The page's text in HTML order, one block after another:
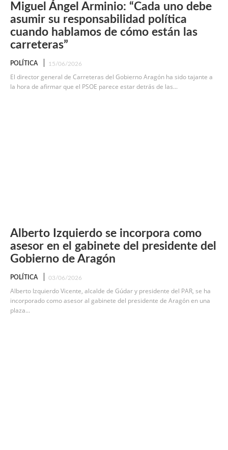
Miguel Ángel Arminio: “Cada uno debe
asumir su responsabilidad política
cuando hablamos de cómo están las
carreteras”
POLÍTICA 15/06/2026
El director general de Carreteras del Gobierno Aragón ha sido tajante a
la hora de afirmar que el PSOE parece estar detrás de las...
Alberto Izquierdo se incorpora como
asesor en el gabinete del presidente del
Gobierno de Aragón
POLÍTICA 03/06/2026
Alberto Izquierdo Vicente, alcalde de Gúdar y presidente del PAR, se ha
incorporado como asesor al gabinete del presidente de Aragón en una
plaza...